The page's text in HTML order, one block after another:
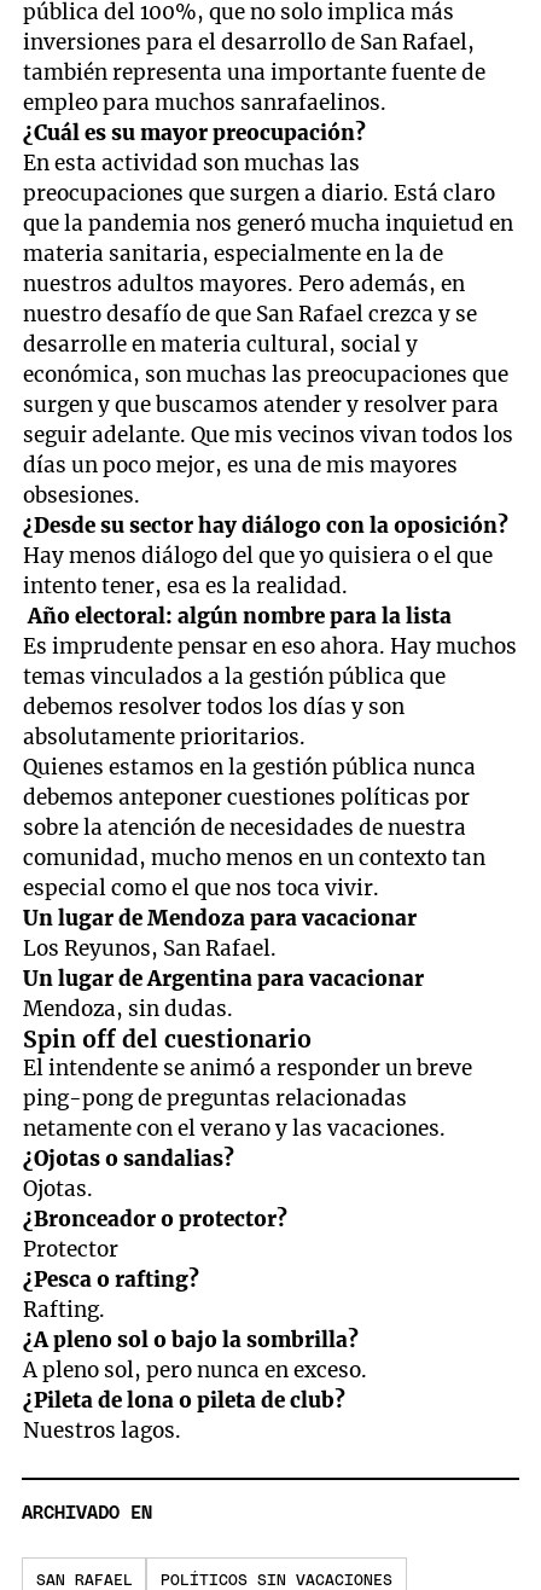
pública del 100%, que no solo implica más
inversiones para el desarrollo de San Rafael,
también representa una importante fuente de
empleo para muchos sanrafaelinos.
¿Cuál es su mayor preocupación?
En esta actividad son muchas las
preocupaciones que surgen a diario. Está claro
que la pandemia nos generó mucha inquietud en
materia sanitaria, especialmente en la de
nuestros adultos mayores. Pero además, en
nuestro desafío de que San Rafael crezca y se
desarrolle en materia cultural, social y
económica, son muchas las preocupaciones que
surgen y que buscamos atender y resolver para
seguir adelante. Que mis vecinos vivan todos los
días un poco mejor, es una de mis mayores
obsesiones.
¿Desde su sector hay diálogo con la oposición?
Hay menos diálogo del que yo quisiera o el que
intento tener, esa es la realidad.
Año electoral: algún nombre para la lista
Es imprudente pensar en eso ahora. Hay muchos
temas vinculados a la gestión pública que
debemos resolver todos los días y son
absolutamente prioritarios.
Quienes estamos en la gestión pública nunca
debemos anteponer cuestiones políticas por
sobre la atención de necesidades de nuestra
comunidad, mucho menos en un contexto tan
especial como el que nos toca vivir.
Un lugar de Mendoza para vacacionar
Los Reyunos, San Rafael.
Un lugar de Argentina para vacacionar
Mendoza, sin dudas.
Spin off del cuestionario
El intendente se animó a responder un breve
ping-pong de preguntas relacionadas
netamente con el verano y las vacaciones.
¿Ojotas o sandalias?
Ojotas.
¿Bronceador o protector?
Protector
¿Pesca o rafting?
Rafting.
¿A pleno sol o bajo la sombrilla?
A pleno sol, pero nunca en exceso.
¿Pileta de lona o pileta de club?
Nuestros lagos.
ARCHIVADO EN
SAN RAFAEL POLÍTICOS SIN VACACIONES